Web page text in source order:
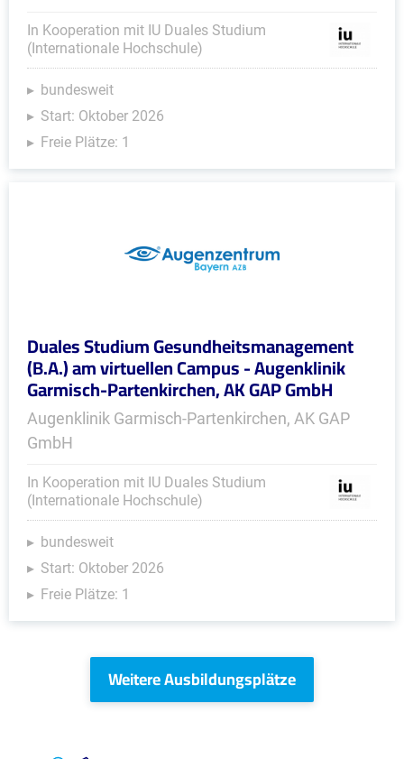
In Kooperation mit IU Duales Studium
(Internationale Hochschule)
bundesweit
Start: Oktober 2026
Freie Plätze: 1
Duales Studium Gesundheitsmanagement
(B.A.) am virtuellen Campus - Augenklinik
Garmisch-Partenkirchen, AK GAP GmbH
Augenklinik Garmisch-Partenkirchen, AK GAP
GmbH
In Kooperation mit IU Duales Studium
(Internationale Hochschule)
bundesweit
Start: Oktober 2026
Freie Plätze: 1
Weitere Ausbildungsplätze